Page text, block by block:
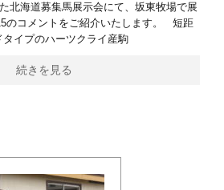
北海道募集馬展示会にて、坂東牧場で展
のコメントをご紹介いたします。 短距
イプのハーツクライ産駒
続きを見る